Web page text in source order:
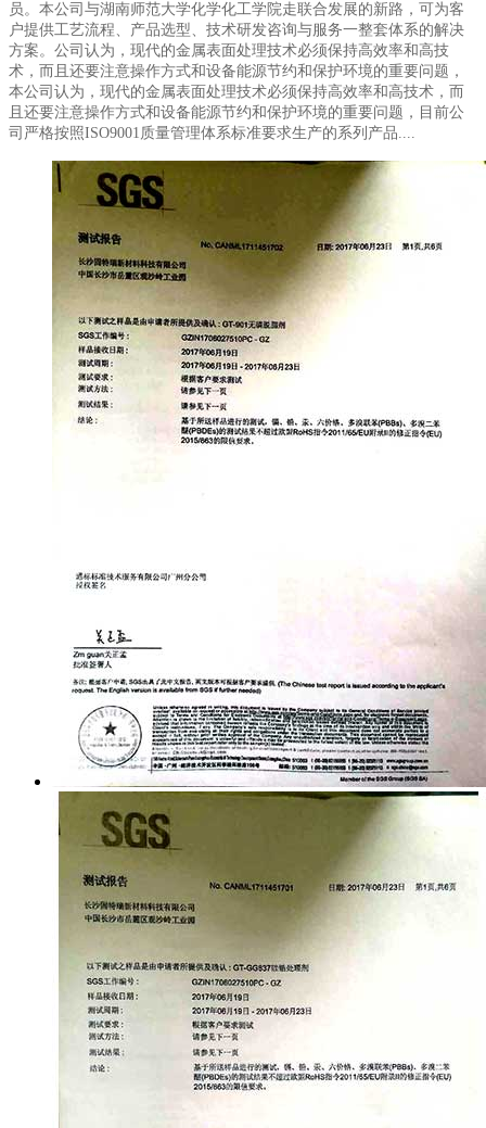
员。本公司与湖南师范大学化学化工学院走联合发展的新路，可为客
户提供工艺流程、产品选型、技术研发咨询与服务一整套体系的解决
方案。公司认为，现代的金属表面处理技术必须保持高效率和高技
术，而且还要注意操作方式和设备能源节约和保护环境的重要问题，
本公司认为，现代的金属表面处理技术必须保持高效率和高技术，而
且还要注意操作方式和设备能源节约和保护环境的重要问题，目前公
司严格按照ISO9001质量管理体系标准要求生产的系列产品....